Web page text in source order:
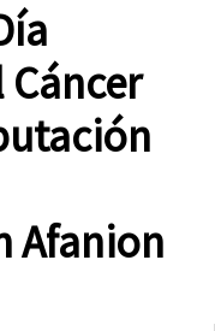
Afanion